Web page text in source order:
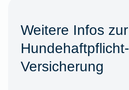
Weitere Infos zur
Hundehaftpflicht-
Versicherung